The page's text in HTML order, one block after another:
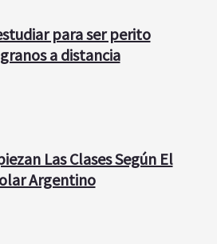
para ser perito
a distancia
Las Clases Según El
Argentino